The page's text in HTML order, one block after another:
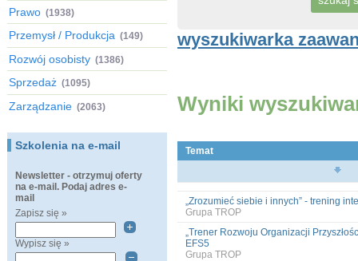
Prawo (1938)
Przemysł / Produkcja (149)
Rozwój osobisty (1386)
Sprzedaż (1095)
Zarządzanie (2063)
Szkolenia na e-mail
Newsletter - otrzymuj oferty
na e-mail. Podaj adres e-
mail
Zapisz się »
Wypisz się »
wyszukiwarka
Wyniki
Temat
„Zrozumieć siebie i innych” - trening
Grupa TROP
„Trener Rozwoju Organizacji
EFS5
Grupa TROP